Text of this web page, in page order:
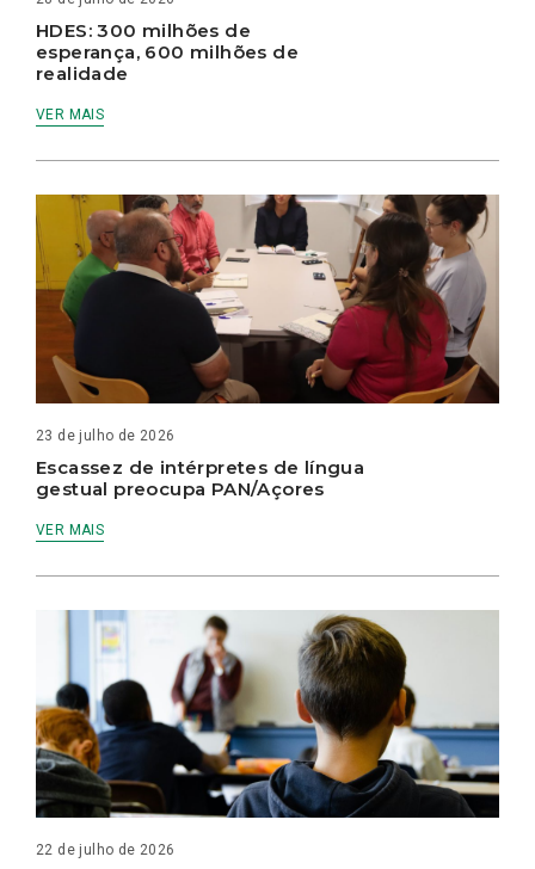
HDES: 300 milhões de
esperança, 600 milhões de
realidade
VER MAIS
23 de julho de 2026
Escassez de intérpretes de língua
gestual preocupa PAN/Açores
VER MAIS
22 de julho de 2026